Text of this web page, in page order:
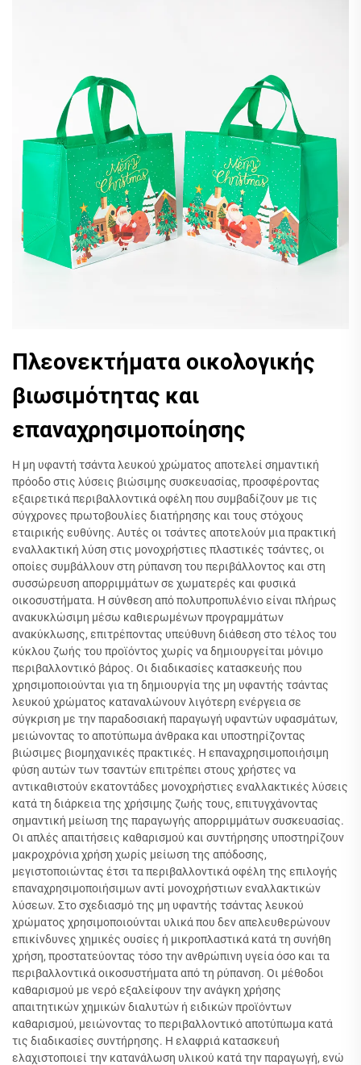
Πλεονεκτήματα οικολογικής
βιωσιμότητας και
επαναχρησιμοποίησης
Η μη υφαντή τσάντα λευκού χρώματος αποτελεί σημαντική
πρόοδο στις λύσεις βιώσιμης συσκευασίας, προσφέροντας
εξαιρετικά περιβαλλοντικά οφέλη που συμβαδίζουν με τις
σύγχρονες πρωτοβουλίες διατήρησης και τους στόχους
εταιρικής ευθύνης. Αυτές οι τσάντες αποτελούν μια πρακτική
εναλλακτική λύση στις μονοχρήστιες πλαστικές τσάντες, οι
οποίες συμβάλλουν στη ρύπανση του περιβάλλοντος και στη
συσσώρευση απορριμμάτων σε χωματερές και φυσικά
οικοσυστήματα. Η σύνθεση από πολυπροπυλένιο είναι πλήρως
ανακυκλώσιμη μέσω καθιερωμένων προγραμμάτων
ανακύκλωσης, επιτρέποντας υπεύθυνη διάθεση στο τέλος του
κύκλου ζωής του προϊόντος χωρίς να δημιουργείται μόνιμο
περιβαλλοντικό βάρος. Οι διαδικασίες κατασκευής που
χρησιμοποιούνται για τη δημιουργία της μη υφαντής τσάντας
λευκού χρώματος καταναλώνουν λιγότερη ενέργεια σε
σύγκριση με την παραδοσιακή παραγωγή υφαντών υφασμάτων,
μειώνοντας το αποτύπωμα άνθρακα και υποστηρίζοντας
βιώσιμες βιομηχανικές πρακτικές. Η επαναχρησιμοποιήσιμη
φύση αυτών των τσαντών επιτρέπει στους χρήστες να
αντικαθιστούν εκατοντάδες μονοχρήστιες εναλλακτικές λύσεις
κατά τη διάρκεια της χρήσιμης ζωής τους, επιτυγχάνοντας
σημαντική μείωση της παραγωγής απορριμμάτων συσκευασίας.
Οι απλές απαιτήσεις καθαρισμού και συντήρησης υποστηρίζουν
μακροχρόνια χρήση χωρίς μείωση της απόδοσης,
μεγιστοποιώντας έτσι τα περιβαλλοντικά οφέλη της επιλογής
επαναχρησιμοποιήσιμων αντί μονοχρήστιων εναλλακτικών
λύσεων. Στο σχεδιασμό της μη υφαντής τσάντας λευκού
χρώματος χρησιμοποιούνται υλικά που δεν απελευθερώνουν
επικίνδυνες χημικές ουσίες ή μικροπλαστικά κατά τη συνήθη
χρήση, προστατεύοντας τόσο την ανθρώπινη υγεία όσο και τα
περιβαλλοντικά οικοσυστήματα από τη ρύπανση. Οι μέθοδοι
καθαρισμού με νερό εξαλείφουν την ανάγκη χρήσης
απαιτητικών χημικών διαλυτών ή ειδικών προϊόντων
καθαρισμού, μειώνοντας το περιβαλλοντικό αποτύπωμα κατά
τις διαδικασίες συντήρησης. Η ελαφριά κατασκευή
ελαχιστοποιεί την κατανάλωση υλικού κατά την παραγωγή, ενώ